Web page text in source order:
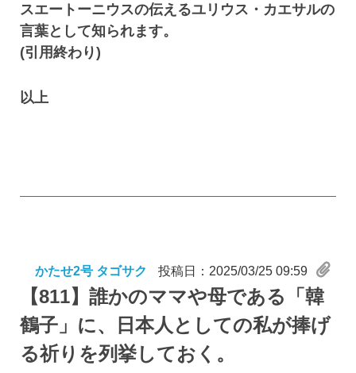
スエートーニウスの伝えるユリウス・カエサルの
言葉として知られます。
(引用終わり)
以上
かたせ2号 タゴサク 投稿日：2025/03/25 09:59
【811】誰かのママや母である「韓
鶴子」に、日本人としての私が捧げ
る祈りを列挙しておく。